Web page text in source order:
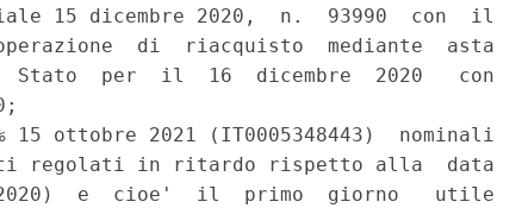
15 dicembre 2020,  n.  93990  con  il
di  riacquisto  mediante  asta
per  il  16  dicembre  2020   con
15 ottobre 2021 (IT0005348443)  nominali
regolati in ritardo rispetto alla  data
2020)  e  cioe'  il  primo  giorno   utile